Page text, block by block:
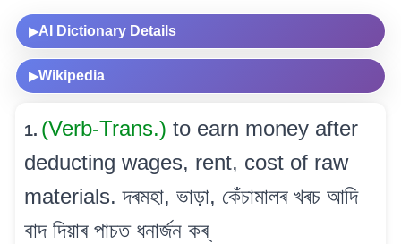
▶AI Dictionary Details
▶Wikipedia
1. (Verb-Trans.) to earn money after
deducting wages, rent, cost of raw
materials. দৰমহা, ভাড়া, কেঁচামালৰ খৰচ আদি
বাদ দিয়াৰ পাচত ধনাৰ্জন কৰ্